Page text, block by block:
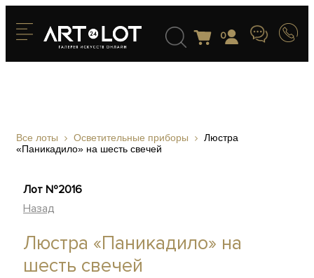
0
Все лоты Осветительные приборы
Люстра
«Паникадило» на шесть свечей
Лот №2016
Назад
Люстра «Паникадило» на
шесть свечей